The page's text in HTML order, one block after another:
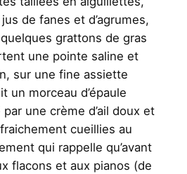
de fanes et d’agrumes,
grattons de gras
une pointe saline et
sur une fine assiette
un morceau d’épaule
une crème d’ail doux et
cueillies au
qui rappelle qu’avant
flacons et aux pianos (de